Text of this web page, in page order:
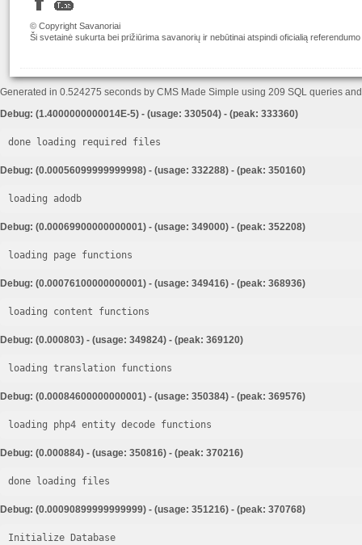
© Copyright Savanoriai
Ši svetainė sukurta bei prižiūrima savanorių ir nebūtinai atspindi oficialią
Generated in 0.524275 seconds by CMS Made Simple using 209 SQL queries
Debug: (1.4000000000014E-5) - (usage: 330504) - (peak: 333360)
done loading required files
Debug: (0.00056099999999998) - (usage: 332288) - (peak: 350160)
loading adodb
Debug: (0.00069900000000001) - (usage: 349000) - (peak: 352208)
loading page functions
Debug: (0.00076100000000001) - (usage: 349416) - (peak: 368936)
loading content functions
Debug: (0.000803) - (usage: 349824) - (peak: 369120)
loading translation functions
Debug: (0.00084600000000001) - (usage: 350384) - (peak: 369576)
loading php4 entity decode functions
Debug: (0.000884) - (usage: 350816) - (peak: 370216)
done loading files
Debug: (0.00090899999999999) - (usage: 351216) - (peak: 370768)
Initialize Database